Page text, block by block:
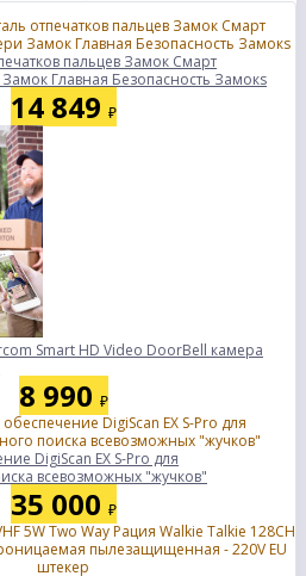
пальцев Замок Смарт
Главная Безопасность Замокs
14 849 ₽
Smart HD Video DoorBell камера
8 990 ₽
DigiScan EX S-Pro для
всевозможных "жучков"
35 000 ₽